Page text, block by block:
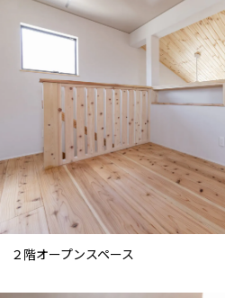
２階オープンスペース